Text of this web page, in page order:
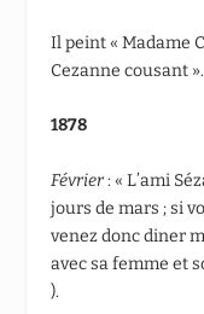
Il peint « Madame
Cezanne cousant ».
1878
Février: « L’ami
jours de mars ; si
venez donc diner
avec sa femme et
).